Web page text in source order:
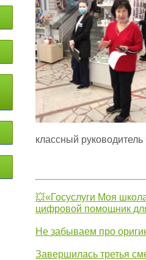
классный
💥«Госуслуги Моя
цифровой помощник
Не забываем про
Завершилась третья